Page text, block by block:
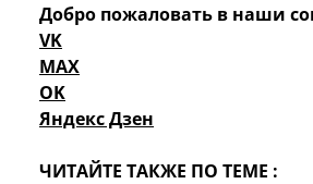
Добро пожаловать в наши
VK
MAX
OK
Яндекс Дзен
ЧИТАЙТЕ ТАКЖЕ ПО ТЕМЕ :